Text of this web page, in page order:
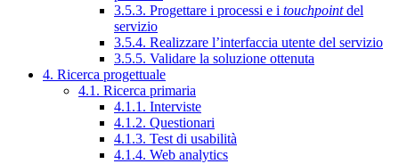
3.5.3. Progettare i processi e i touchpointdel
servizio
3.5.4. Realizzare l’interfaccia utente del servizio
3.5.5. Validare la soluzione ottenuta
4. Ricerca progettuale
4.1. Ricerca primaria
4.1.1. Interviste
4.1.2. Questionari
4.1.3. Test di usabilità
4.1.4. Web analytics